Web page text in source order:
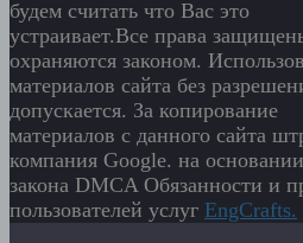
будем считать что Вас это
устраивает.Все права
охраняются законом.
материалов сайта без
допускается. За копирование
материалов с данного сайта
компания Google. на основании
закона DMCA Обязанности и
пользователей услуг EngСrafts.